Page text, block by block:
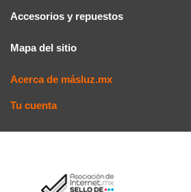
Accesorios y repuestos
Mapa del sitio
Acerca de másluz.mx
Tu cuenta